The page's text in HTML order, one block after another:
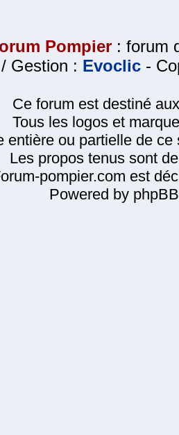
Pompier : forum
Gestion : Evoclic -
Ce forum est destiné
Tous les logos et
entière ou partielle de
Les propos tenus sont
pompier.com est
Powered by